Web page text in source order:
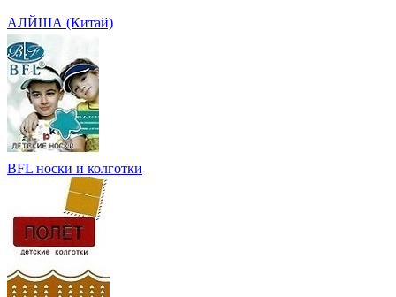
АЛЙША (Китай)
BFL носки и колготки